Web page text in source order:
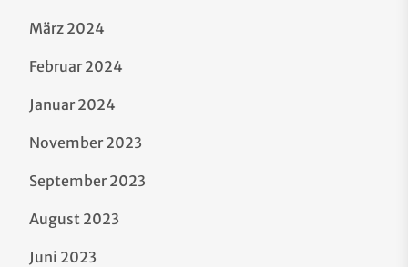
März 2024
Februar 2024
Januar 2024
November 2023
September 2023
August 2023
Juni 2023